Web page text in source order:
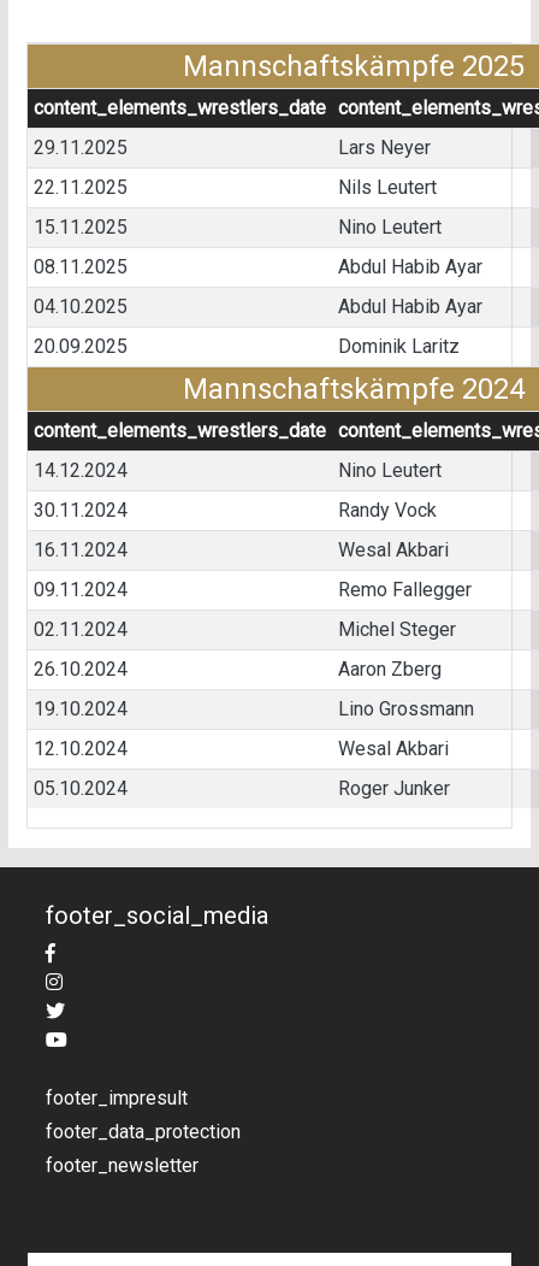
Mannschaftskämpfe 2025
content_elements_wrestlers_date
29.11.2025
Lars Neyer
22.11.2025
Nils Leutert
15.11.2025
Nino Leutert
08.11.2025
Abdul Habib Ayar
04.10.2025
Abdul Habib Ayar
20.09.2025
Dominik Laritz
Mannschaftskämpfe 2024
content_elements_wrestlers_date
14.12.2024
Nino Leutert
30.11.2024
Randy Vock
16.11.2024
Wesal Akbari
09.11.2024
Remo Fallegger
02.11.2024
Michel Steger
26.10.2024
Aaron Zberg
19.10.2024
Lino Grossmann
12.10.2024
Wesal Akbari
05.10.2024
Roger Junker
footer_social_media
footer_impresult
footer_data_protection
footer_newsletter